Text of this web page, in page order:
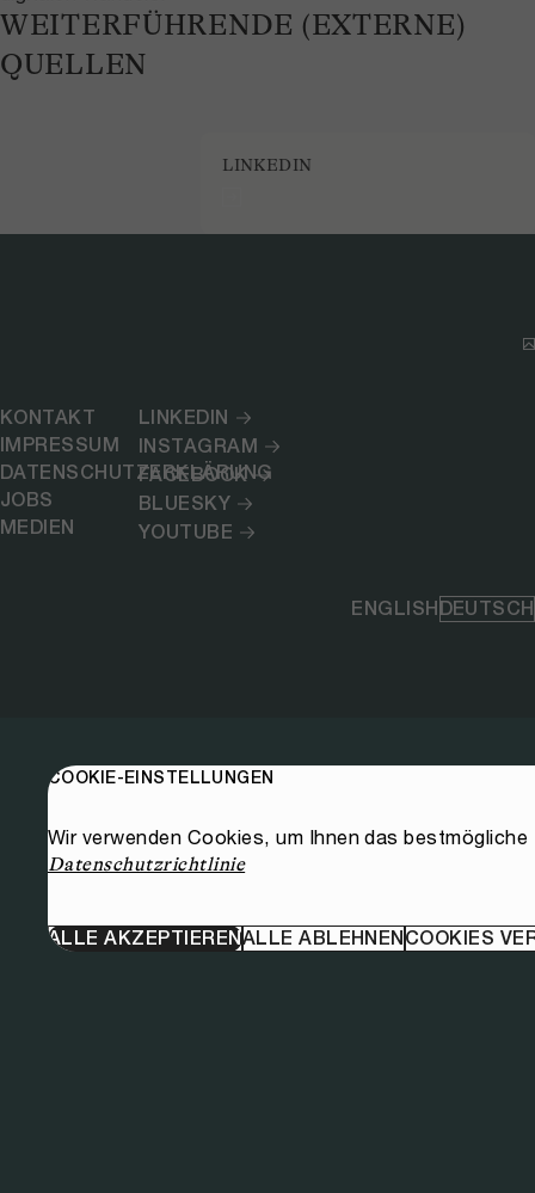
WEITERFÜHRENDE (EXTERNE)
QUELLEN
LINKEDIN
KONTAKT
IMPRESSUM
DATENSCHUTZERKLÄRUNG
JOBS
MEDIEN
LINKEDIN
INSTAGRAM
FACEBOOK
BLUESKY
YOUTUBE
ENGLISHDEUTSCH
COOKIE-EINSTELLUNGEN
Wir verwenden Cookies, um Ihnen das
Datenschutzrichtlinie
ALLE AKZEPTIERENALLE ABLEHNENCOOKIES